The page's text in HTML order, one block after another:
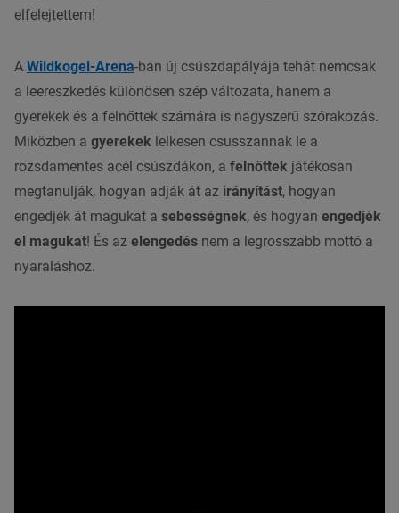
elfelejtettem!
A Wildkogel-Arena-ban új csúszdapályája tehát nemcsak
a leereszkedés különösen szép változata, hanem a
gyerekek és a felnőttek számára is nagyszerű szórakozás.
Miközben a gyerekek lelkesen csusszannak le a
rozsdamentes acél csúszdákon, a felnőttek játékosan
megtanulják, hogyan adják át az irányítást, hogyan
engedjék át magukat a sebességnek, és hogyan engedjék
el magukat! És az elengedés nem a legrosszabb mottó a
nyaraláshoz.